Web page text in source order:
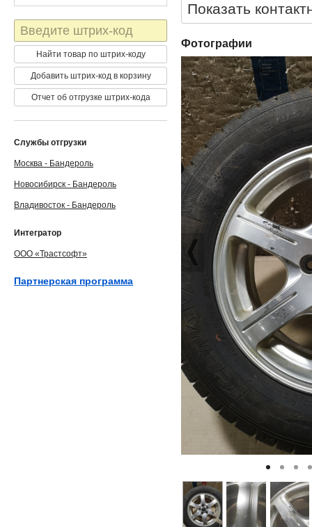
Показать
Фотографии
Штрих-
код
Найти товар по штрих-коду
Добавить штрих-код в корзину
Отчет об отгрузке штрих-кода
Службы отгрузки
Москва - Бандероль
Новосибирск - Бандероль
Владивосток - Бандероль
Интегратор
ООО «Трастсофт»
Партнерская программа